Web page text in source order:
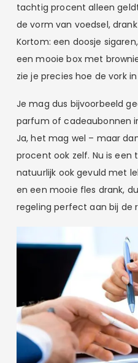
tachtig procent alleen
de vorm van voedsel,
Kortom: een doosje
een mooie box met
zie je precies hoe de vork
Je mag dus bijvoorbeeld
parfum of cadeaubonnen
Ja, het mag wel – maar
procent ook zelf. Nu is een
natuurlijk ook gevuld met
en een mooie fles drank,
regeling perfect aan bij de